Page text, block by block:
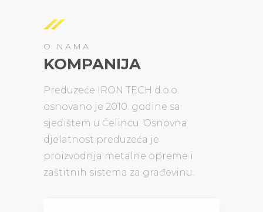
O NAMA
KOMPANIJA
Preduzeće IRON TECH d.o.o.
osnovano je 2010. godine sa
sjedištem u Čelincu. Osnovna
djelatnost preduzeća je
proizvodnja metalne opreme i
zaštitnih sistema za građevinu.